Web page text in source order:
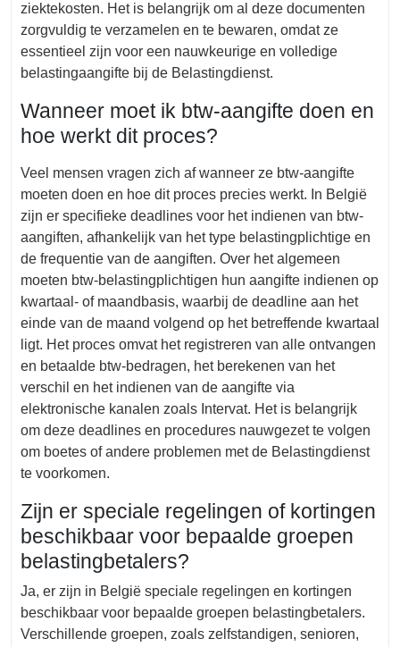
ziektekosten. Het is belangrijk om al deze documenten
zorgvuldig te verzamelen en te bewaren, omdat ze
essentieel zijn voor een nauwkeurige en volledige
belastingaangifte bij de Belastingdienst.
Wanneer moet ik btw-aangifte doen en
hoe werkt dit proces?
Veel mensen vragen zich af wanneer ze btw-aangifte
moeten doen en hoe dit proces precies werkt. In België
zijn er specifieke deadlines voor het indienen van btw-
aangiften, afhankelijk van het type belastingplichtige en
de frequentie van de aangiften. Over het algemeen
moeten btw-belastingplichtigen hun aangifte indienen op
kwartaal- of maandbasis, waarbij de deadline aan het
einde van de maand volgend op het betreffende kwartaal
ligt. Het proces omvat het registreren van alle ontvangen
en betaalde btw-bedragen, het berekenen van het
verschil en het indienen van de aangifte via
elektronische kanalen zoals Intervat. Het is belangrijk
om deze deadlines en procedures nauwgezet te volgen
om boetes of andere problemen met de Belastingdienst
te voorkomen.
Zijn er speciale regelingen of kortingen
beschikbaar voor bepaalde groepen
belastingbetalers?
Ja, er zijn in België speciale regelingen en kortingen
beschikbaar voor bepaalde groepen belastingbetalers.
Verschillende groepen, zoals zelfstandigen, senioren,